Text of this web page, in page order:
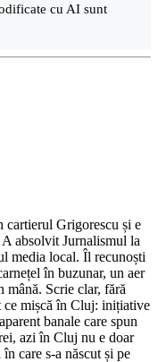
cu AI sunt
cartierul Grigorescu și e
absolvit Jurnalismul la
media local. Îl recunoști
în buzunar, un aer
mână. Scrie clar, fără
ce mișcă în Cluj: inițiative
banale care spun
azi în Cluj nu e doar
care s-a născut și pe